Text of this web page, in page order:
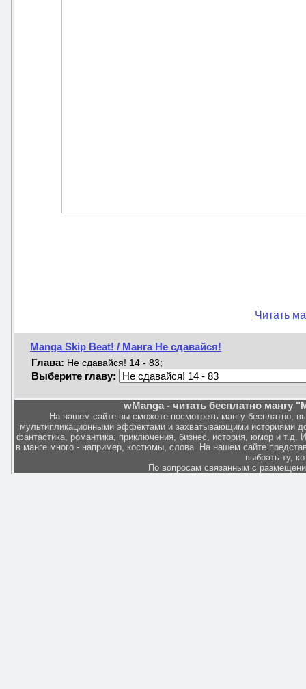
Читать
Manga Skip Beat! / Манга Не сдавайся!
Глава: Не сдавайся! 14 - 83;
Выберите главу:
wManga - читать бесплатно мангу
На нашем сайте вы сможете посмотреть мангу бесплатно,
мультипликационными эффектами и захватывающими историями
фантастика, романтика, приключения, бизнес, история, юмор и
в манге много - например, костюмы, слова. На нашем сайте
выбрать ту,
По вопросам связанным с